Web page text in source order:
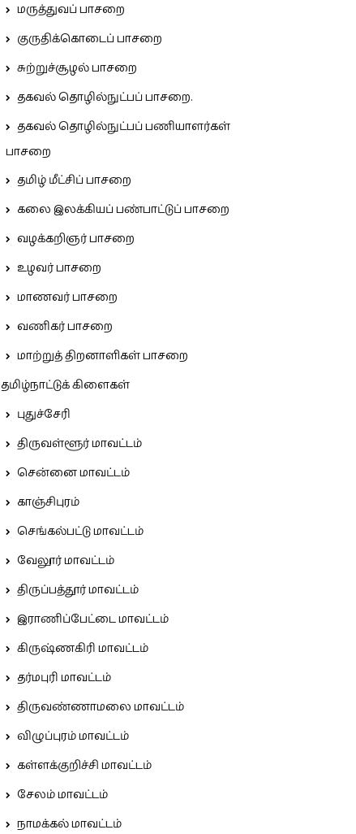
மருத்துவப் பாசறை
குருதிக்கொடைப் பாசறை
சுற்றுச்சூழல் பாசறை
தகவல் தொழில்நுட்பப் பாசறை.
தகவல் தொழில்நுட்பப் பணியாளர்கள்
பாசறை
தமிழ் மீட்சிப் பாசறை
கலை இலக்கியப் பண்பாட்டுப் பாசறை
வழக்கறிஞர் பாசறை
உழவர் பாசறை
மாணவர் பாசறை
வணிகர் பாசறை
மாற்றுத் திறனாளிகள் பாசறை
தமிழ்நாட்டுக் கிளைகள்
புதுச்சேரி
திருவள்ளூர் மாவட்டம்
சென்னை மாவட்டம்
காஞ்சிபுரம்
செங்கல்பட்டு மாவட்டம்
வேலூர் மாவட்டம்
திருப்பத்தூர் மாவட்டம்
இராணிப்பேட்டை மாவட்டம்
கிருஷ்ணகிரி மாவட்டம்
தர்மபுரி மாவட்டம்
திருவண்ணாமலை மாவட்டம்
விழுப்புரம் மாவட்டம்
கள்ளக்குறிச்சி மாவட்டம்
சேலம் மாவட்டம்
நாமக்கல் மாவட்டம்